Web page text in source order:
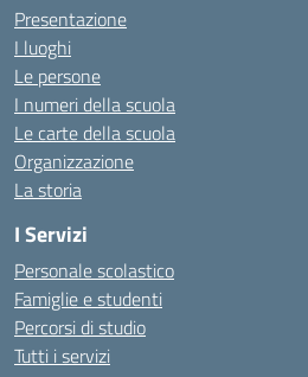
Presentazione
I luoghi
Le persone
I numeri della scuola
Le carte della scuola
Organizzazione
La storia
I Servizi
Personale scolastico
Famiglie e studenti
Percorsi di studio
Tutti i servizi